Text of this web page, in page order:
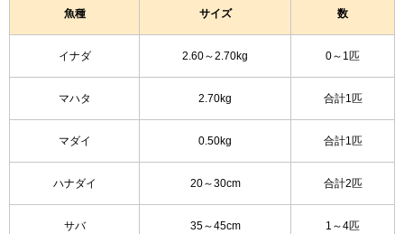
魚種 サイズ 数
イナダ 2.60～2.70kg 0～1匹
マハタ 2.70kg 合計1匹
マダイ 0.50kg 合計1匹
ハナダイ 20～30cm 合計2匹
サバ 35～45cm 1～4匹